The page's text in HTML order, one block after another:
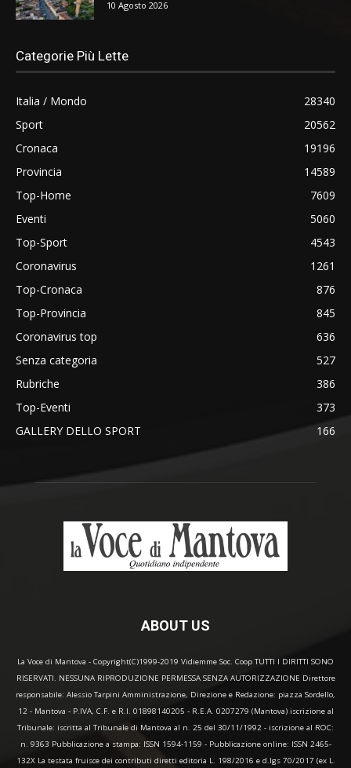
10 Agosto 2026
Categorie Più Lette
Italia / Mondo
28340
Sport
20562
Cronaca
19196
Provincia
14589
Top-Home
7609
Eventi
5060
Top-Sport
4543
Coronavirus
1261
Top-Cronaca
876
Top-Provincia
845
Coronavirus top
636
Senza categoria
527
Rubriche
386
Top-Eventi
373
GALLERY DELLO SPORT
166
ABOUT US
La Voce di Mantova - Copyright(C)1999-2019 Vidiemme Soc. Coop TUTTI I DIRITTI SONO
RISERVATI. NESSUNA RIPRODUZIONE PERMESSA SENZA AUTORIZZAZIONE Direttore
responsabile: Alessio Tarpini Amministrazione, Direzione e Redazione: piazza Sordello,
12 - Mantova - P.IVA, C.F. e R.I. 01898140205 - R.E.A. 0207279 (Mantova) iscrizione al
Tribunale: iscritta al Tribunale di Mantova al n. 25 del 30/11/1992 - iscrizione al ROC:
n. 9363 Pubblicazione a stampa: ISSN 1594-1159 - Pubblicazione online: ISSN 2465-
132X La testata fruisce dei contributi diretti editoria L. 198/2016 e d.lgs 70/2017 (ex L.